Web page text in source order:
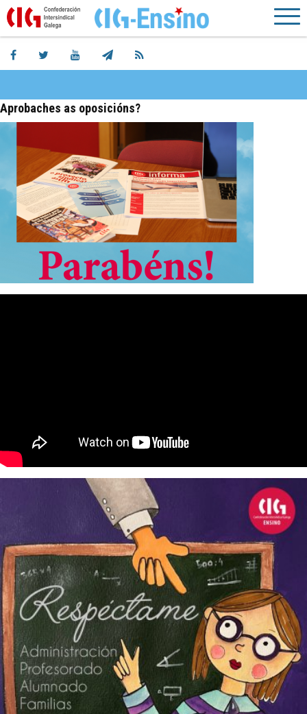
Aprobaches as oposicións?